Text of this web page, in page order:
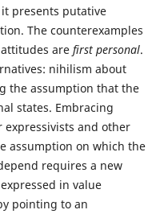
presents putative
The counterexamples
are first personal.
nihilism about
the assumption that the
states. Embracing
and other
assumption on which the
requires a new
in value
pointing to an